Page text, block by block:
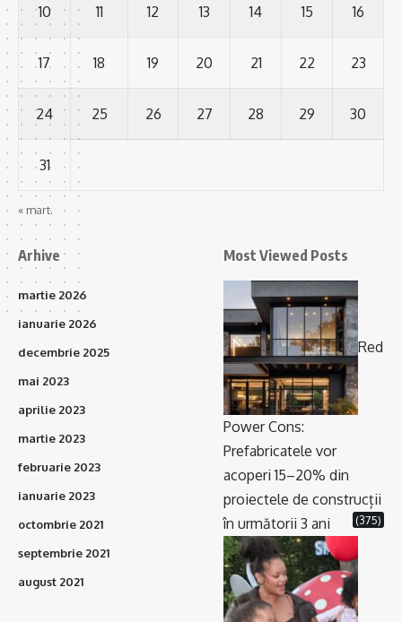
10 11 12 13 14 15 16
17 18 19 20 21 22 23
24 25 26 27 28 29 30
31
« mart.
Arhive
martie 2026
ianuarie 2026
decembrie 2025
mai 2023
aprilie 2023
martie 2023
februarie 2023
ianuarie 2023
octombrie 2021
septembrie 2021
august 2021
Most Viewed Posts
Red
Power Cons:
Prefabricatele vor
acoperi 15–20% din
proiectele de construcții
în următorii 3 ani
(375)